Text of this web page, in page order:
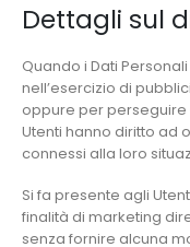
Dettagli sul
Quando i Dati
nell’esercizio di
oppure per perseguire
Utenti hanno diritto ad
connessi alla loro
Si fa presente agli
finalità di marketing
senza fornire alcuna